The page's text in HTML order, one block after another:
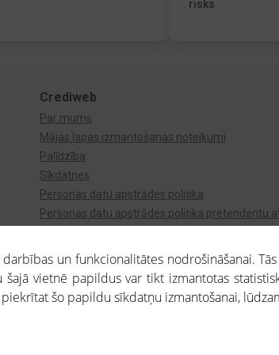
risks
Crediweb
Par mums
Mājas lapas izmantošanas noteikumi
Palīdzība
Sīkdatnes
Personas datu apstrādes politika
Personas datu apstrādes politika pretendentu
ietvaros saņemtajai informācijai ir uzziņas raksturs, un tai nav
un funkcionalitātes nodrošināšanai.
vietnē papildus var tikt izmantotas
piekrītat šo papildu sīkdatņu izmantošanai,